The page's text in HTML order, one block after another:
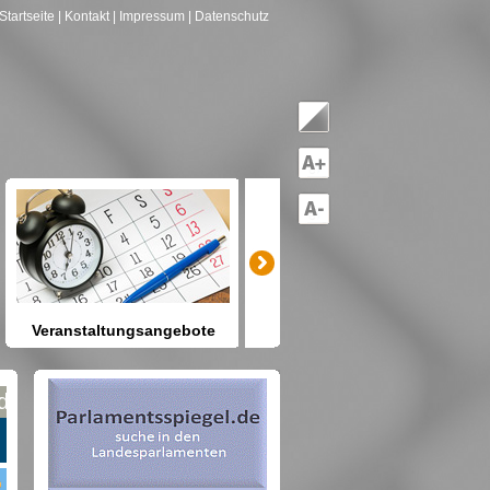
Startseite | Kontakt | Impressum | Datenschutz
Veranstaltungsangebote
Sie Berlin und seine Angebote?
nach Gruppen--->hier drücken